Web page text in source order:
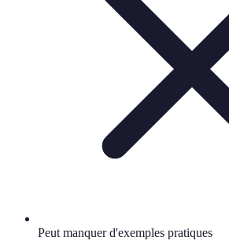
Peut manquer d'exemples pratiques